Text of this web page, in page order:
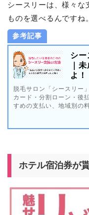
シースリーは、様々な
ものを選べるんですね。
参考記事
シ
｜
よ！
脱毛サロン「シースリー
カード・分割ローン・後
すめの支払い、地域別の
通っている人の支払方法
ホテル宿泊券が